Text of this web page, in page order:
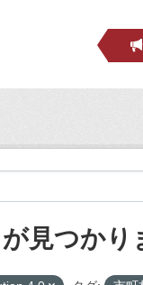
見つかり